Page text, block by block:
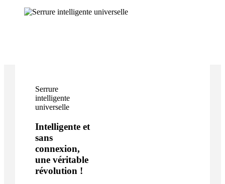
Serrure
intelligente
universelle
Intelligente et
sans
connexion,
une véritable
révolution !